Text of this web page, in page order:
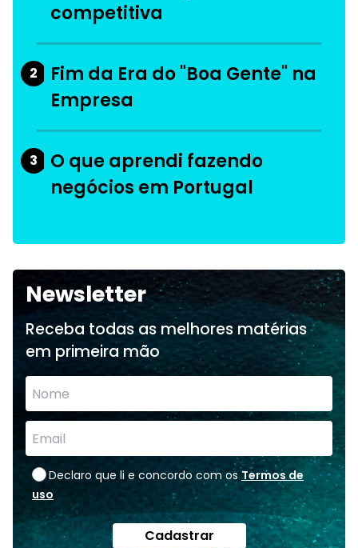
competitiva
2
Fim da Era do "Boa Gente" na
Empresa
3
O que aprendi fazendo
negócios em Portugal
Newsletter
Receba todas as melhores matérias
em primeira mão
Declaro que li e concordo com os Termos de
uso
Cadastrar